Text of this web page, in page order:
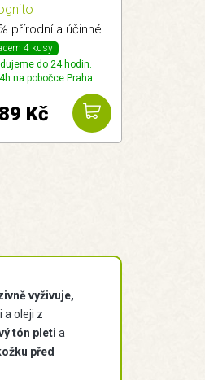
50ml
100% přírodní a účinné. Bez DEET.
4 kusy
do 24 hodin.
na pobočce Praha.
Kč
vyživuje,
a oleji z
tón pleti a
před